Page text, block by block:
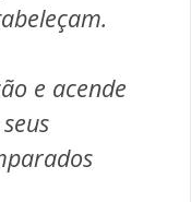
e acende